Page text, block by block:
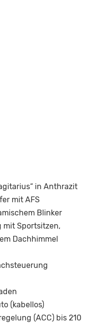
in Anthrazit
mit AFS
Blinker
Sportsitzen,
Dachhimmel
(kabellos)
(ACC) bis 210